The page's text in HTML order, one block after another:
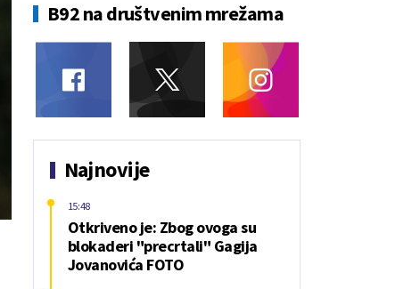
B92 na društvenim mrežama
Najnovije
Otkriveno je: Zbog ovoga su
blokaderi "precrtali" Gagija
Jovanovića FOTO
15:48